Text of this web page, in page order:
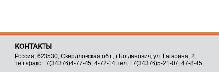
КОНТАКТЫ
Россия, 623530, Свердловская обл., г.Богданович, ул. Гагарина, 2
тел./факс +7(34376)4-77-45, 4-72-14 тел. +7(34376)5-21-07, 47-8-45.